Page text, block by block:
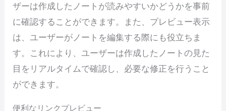
ザーは作成したノートが読みやすいかどうかを事前
に確認することができます。また、プレビュー表示
は、ユーザーがノートを編集する際にも役立ちま
す。これにより、ユーザーは作成したノートの見た
目をリアルタイムで確認し、必要な修正を行うこと
ができます。
便利なリンクプレビュー